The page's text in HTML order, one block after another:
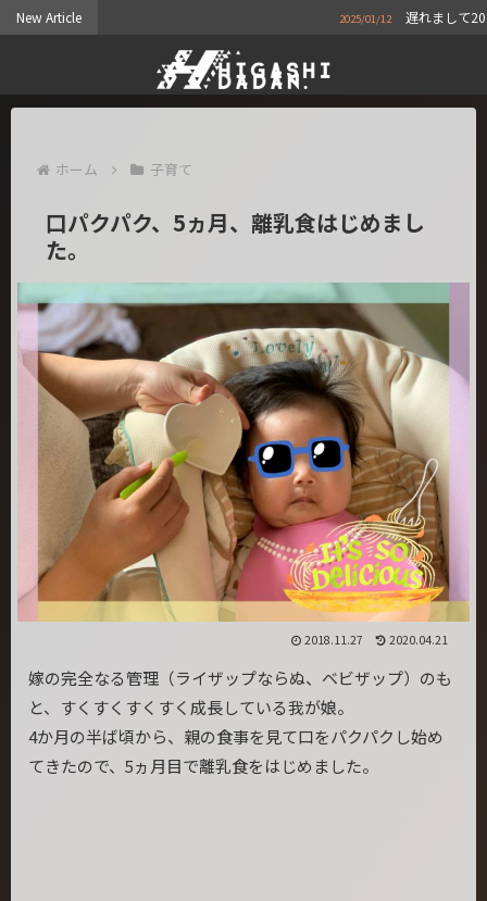
New Article 遅れまして2025年もよろしくお
ホーム 子育て
口パクパク、5ヵ月、離乳食はじめまし
た。
2018.11.27 2020.04.21
嫁の完全なる管理（ライザップならぬ、ベビザップ）のも
と、すくすくすくすく成長している我が娘。
4か月の半ば頃から、親の食事を見て口をパクパクし始め
てきたので、5ヵ月目で離乳食をはじめました。